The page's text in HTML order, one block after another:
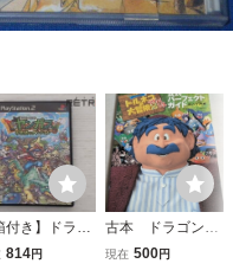
付き】ドラゴ
エスト少年ヤ
814円
古本 ドラゴンク
エスト・キャラク
現在 500円